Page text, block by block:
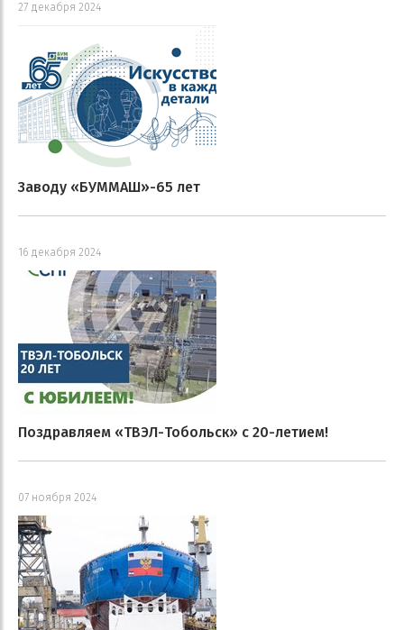
27 декабря 2024
Заводу «БУММАШ»-65 лет
16 декабря 2024
Поздравляем «ТВЭЛ-Тобольск» с 20-летием!
07 ноября 2024